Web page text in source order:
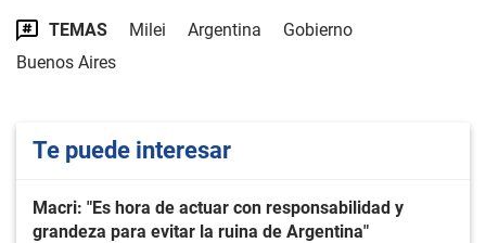
TEMAS Milei Argentina
Gobierno
Buenos Aires
Te puede interesar
Macri: "Es hora de actuar con responsabilidad y
grandeza para evitar la ruina de Argentina"